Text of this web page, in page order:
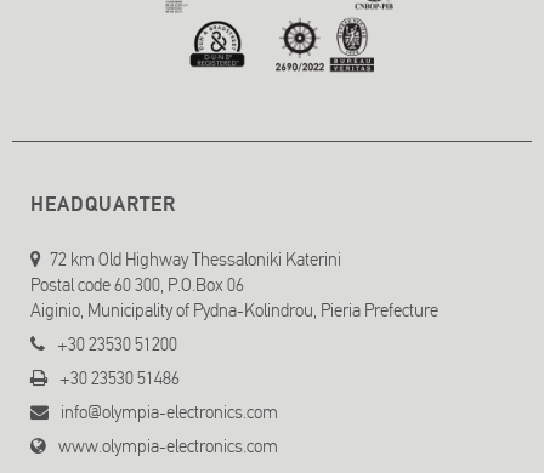
HEADQUARTER
72 km Old Highway Thessaloniki Katerini
Postal code 60 300, P.O.Box 06
Aiginio, Municipality of Pydna-Kolindrou, Pieria Prefecture
+30 23530 51200
+30 23530 51486
info@olympia-electronics.com
www.olympia-electronics.com